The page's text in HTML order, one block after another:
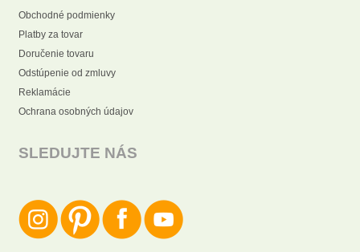
Obchodné podmienky
Platby za tovar
Doručenie tovaru
Odstúpenie od zmluvy
Reklamácie
Ochrana osobných údajov
SLEDUJTE NÁS